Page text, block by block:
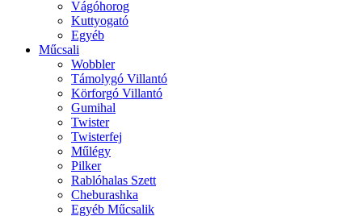
Vágóhorog
Kuttyogató
Egyéb
Műcsali
Wobbler
Támolygó Villantó
Körforgó Villantó
Gumihal
Twister
Twisterfej
Műlégy
Pilker
Rablóhalas Szett
Cheburashka
Egyéb Műcsalik